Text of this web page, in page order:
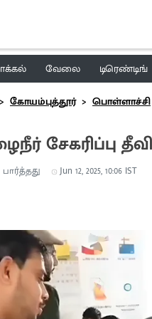
வேலை டிரெண்டிங்
கோயம்புத்தூர் பொள்ளாச்சி
சேகரிப்பு
பார்த்தது Jun 12, 2025, 10:06 IST